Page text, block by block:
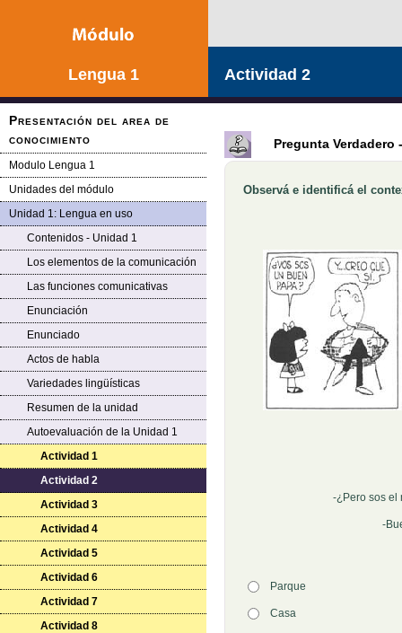
Lengua 1
Presentación del area de
conocimiento
Modulo Lengua 1
Unidades del módulo
Unidad 1: Lengua en uso
Contenidos - Unidad 1
Los elementos de la comunicación
Las funciones comunicativas
Enunciación
Enunciado
Actos de habla
Variedades lingüísticas
Resumen de la unidad
Autoevaluación de la Unidad 1
Actividad 1
Actividad 2
Actividad 3
Actividad 4
Actividad 5
Actividad 6
Actividad 7
Actividad 8
Actividad 2
Pregunta Verdadero
Pregunta
Observá e identificá el
-¿Pero sos el
-
Opción 1Parque
Opción 2
Casa